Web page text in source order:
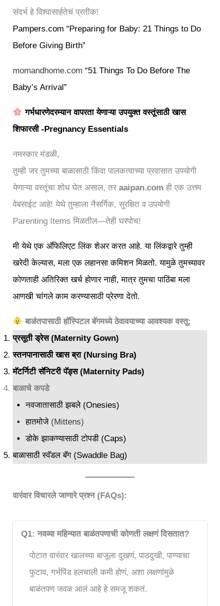
संदर्भ हे विश्वासार्हतेचं प्रतीक!
Pampers.com“Preparing for Baby: 21 Things to Do
Before Giving Birth”
momandhome.com “51 Things To Do Before The
Baby’s Arrival”
गर्भधारणेदरम्यान वापरता येणाऱ्या उपयुक्त वस्तूंसाठी खास
शिफारसी -Pregnancy Essentials
नमस्कार मंडळी,
तुम्ही जर तुमच्या बाळासाठी किंवा पालकत्वाच्या प्रवासात उपयोगी
येणाऱ्या वस्तूंचा शोध घेत असाल, तरaaipan.com ही एक उत्तम
वेबसाईट आहे! येथे तुम्हाला नैसर्गिक, सुरक्षित व उपयोगी
Parenting Items मिळतील—तेही घरपोच!
मी येथे एक अ‍ॅफिलिएट लिंक शेअर करत आहे. या लिंकद्वारे तुम्ही
खरेदी केल्यास, मला एक लहानसा कमिशन मिळतो. यामुळे तुमच्यावर
कोणताही अतिरिक्त खर्च होणार नाही, मात्र तुमचा पाठिंबा मला
आणखी चांगले काम करण्यासाठी प्रेरणा देतो.
बाळंतपासाठी हॉस्पिटल बॅगमध्ये ठेवावयाच्या आवश्यक वस्तू:
प्रसूती ड्रेस(Maternity Gown)
स्तनपानासाठी खास ब्रा(Nursing Bra)
मॅटर्निटी सॅनिटरी पॅड्स(Maternity Pads)
बाळाचे कपडे
नवजातासाठी झबले(Onesies)
हातमोजे(Mittens)
डोके झाकण्यासाठी टोपडी(Caps)
बाळासाठी स्वॅडल बॅग (Swaddle Bag)
वारंवार विचारले जाणारे प्रश्न (FAQs):
Q1: नवव्या महिन्यात बाळंतपणाची कोणती लक्षणं दिसतात?
पोटात वारंवार खालच्या बाजूला दुखणं, पाठदुखी, पाण्याचा
फुटाव, गर्भपिंड हलचाली कमी होणं, अशा लक्षणांमुळे
बाळंतपण जवळ आलं आहे हे समजू शकतं.